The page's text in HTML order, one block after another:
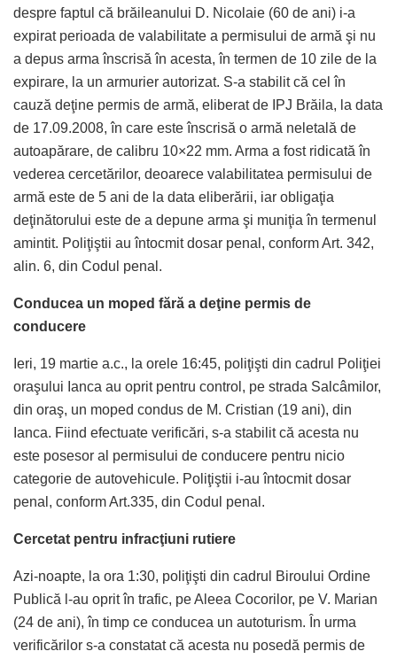
despre faptul că brăileanului D. Nicolaie (60 de ani) i-a
expirat perioada de valabilitate a permisului de armă şi nu
a depus arma înscrisă în acesta, în termen de 10 zile de la
expirare, la un armurier autorizat. S-a stabilit că cel în
cauză deţine permis de armă, eliberat de IPJ Brăila, la data
de 17.09.2008, în care este înscrisă o armă neletală de
autoapărare, de calibru 10×22 mm. Arma a fost ridicată în
vederea cercetărilor, deoarece valabilitatea permisului de
armă este de 5 ani de la data eliberării, iar obligaţia
deţinătorului este de a depune arma şi muniţia în termenul
amintit. Poliţiştii au întocmit dosar penal, conform Art. 342,
alin. 6, din Codul penal.
Conducea un moped fără a deţine permis de
conducere
Ieri, 19 martie a.c., la orele 16:45, poliţişti din cadrul Poliţiei
oraşului Ianca au oprit pentru control, pe strada Salcâmilor,
din oraş, un moped condus de M. Cristian (19 ani), din
Ianca. Fiind efectuate verificări, s-a stabilit că acesta nu
este posesor al permisului de conducere pentru nicio
categorie de autovehicule. Poliţiştii i-au întocmit dosar
penal, conform Art.335, din Codul penal.
Cercetat pentru infracţiuni rutiere
Azi-noapte, la ora 1:30, poliţişti din cadrul Biroului Ordine
Publică l-au oprit în trafic, pe Aleea Cocorilor, pe V. Marian
(24 de ani), în timp ce conducea un autoturism. În urma
verificărilor s-a constatat că acesta nu posedă permis de